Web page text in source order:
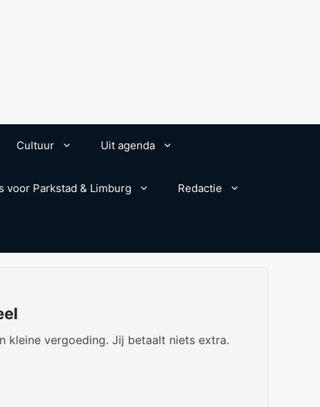
Cultuur Uit agenda
voor Parkstad & Limburg Redactie
kleine vergoeding. Jij betaalt niets extra.